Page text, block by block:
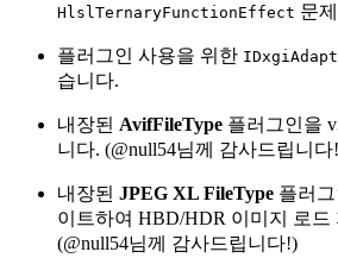
HlslTernaryFunctionEffect 문
플러그인 사용을 위한
습니다.
내장된 AvifFileType 플러그인을
니다. (@null54님께 감사드립니다
내장된 JPEG XL FileType 플러그
이트하여 HBD/HDR 이미지 로드
(@null54님께 감사드립니다!)